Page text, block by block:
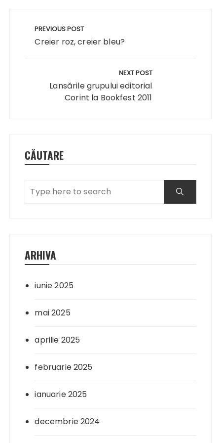
articole
PREVIOUS POST
Creier roz, creier bleu?
NEXT POST
Lansările grupului editorial
Corint la Bookfest 2011
CĂUTARE
ARHIVA
iunie 2025
mai 2025
aprilie 2025
februarie 2025
ianuarie 2025
decembrie 2024